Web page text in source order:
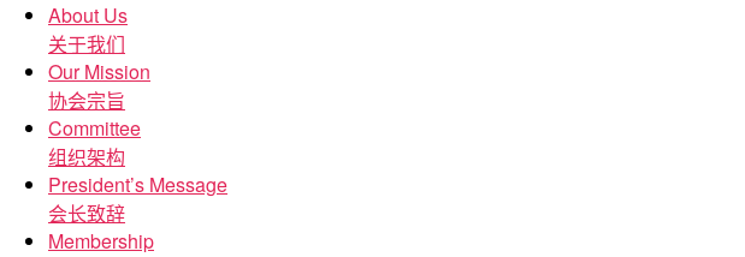
About Us
关于我们
Our Mission
协会宗旨
Committee
组织架构
President’s Message
会长致辞
Membership